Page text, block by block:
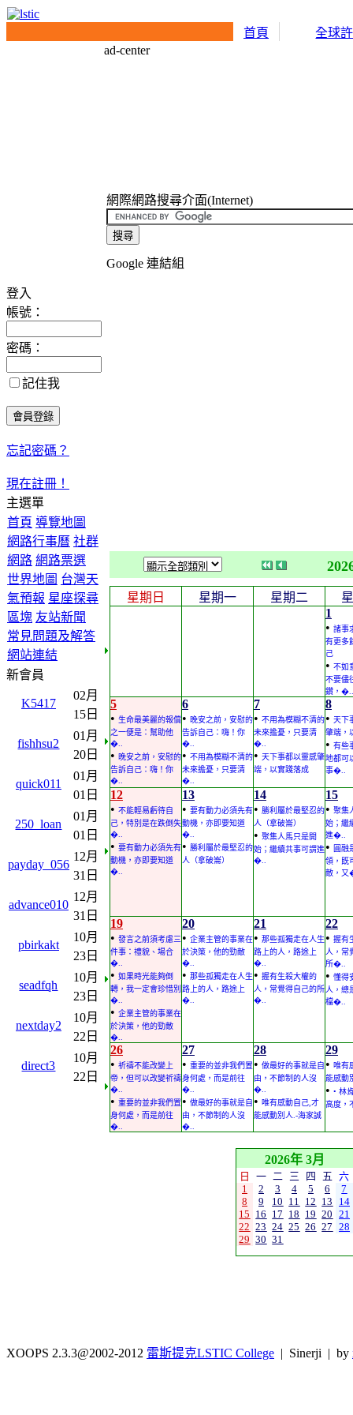
首頁 全球
登入
帳號：
密碼：
記住我
忘記密碼？
現在註冊！
主選單
首頁 導覽地圖
網路行事曆 社群
網路 網路票選
世界地圖 台灣天
氣預報 星座探尋
區塊 友站新聞
常見問題及解答
網站連結
新會員
K5417
02月
15日
fishhsu2
01月
20日
quick011
01月
01日
250_loan
01月
01日
payday_056
12月
31日
advance010
12月
31日
pbirkakt
10月
23日
seadfqh
10月
23日
nextday2
10月
22日
direct3
10月
22日
ad-center
網際網路搜尋介面(Internet)
Google 連結組
星期日 星期一 星期二
1
• 諸事
有更多
己
• 不如
不要儘
鑽，�..
5
• 生命最美麗的報償
之一便是：幫助他
�..
• 晚安之前，安慰的
告訴自己：嗨！你
�..
6
• 晚安之前，安慰的
告訴自己：嗨！你
�..
• 不用為模糊不清的
未來擔憂，只要清
�..
7
• 不用為模糊不清的
未來擔憂，只要清
�..
• 天下事都以靈感肇
端，以實踐落成
8
• 天下
肇端，
• 有些
地都可
事�..
12
• 不能輕易虧待自
己，特別是在跌倒失
�..
• 要有動力必須先有
動機，亦即要知道
�..
13
• 要有動力必須先有
動機，亦即要知道
�..
• 勝利屬於最堅忍的
人（拿破崙）
14
• 勝利屬於最堅忍的
人（拿破崙）
• 聚集人馬只是開
始；繼續共事可謂進
�..
15
• 聚集
始；繼
進�..
•
圓融
領，既
敵，
19
• 發言之前須考慮三
件事：禮貌、場合
�..
• 如果時光能夠倒
轉，我一定會珍惜別
�..
• 企業主管的事業在
於決策，他的勁敵
�..
20
• 企業主管的事業在
於決策，他的勁敵
�..
• 那些孤獨走在人生
路上的人，路途上
�..
21
• 那些孤獨走在人生
路上的人，路途上
�..
• 握有生殺大權的
人，常覺得自己的所
�..
22
• 握有
人，常
所�..
• 懂得
人，總
檔�..
26
• 祈禱不能改變上
帝，但可以改變祈禱
�..
• 重要的並非我們置
身何處，而是前往
�..
27
• 重要的並非我們置
身何處，而是前往
�..
• 做最好的事就是自
由，不節制的人沒
�..
28
• 做最好的事就是自
由，不節制的人沒
�..
• 唯有感動自己,才
能感動別人.-海家誠
29
• 唯有
能感動
• • 林
高度，
2026年 3月
日 一 二 三 四 五
六
1
2 3 4 5 6
7
8
9 10 11 12 13
14
15 16 17 18 19 20 21
22 23 24 25 26 27 28
29 30 31
XOOPS 2.3.3@2002-2012 雷斯提克LSTIC College | Sinerji | by